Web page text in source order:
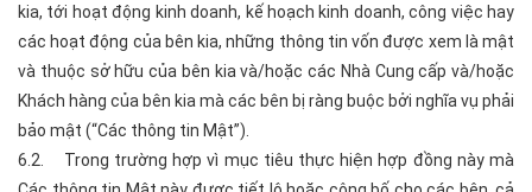
kia, tới hoạt động kinh doanh, kế hoạch kinh doanh, công việc hay
các hoạt động của bên kia, những thông tin vốn được xem là mật
và thuộc sở hữu của bên kia và/hoặc các Nhà Cung cấp và/hoặc
Khách hàng của bên kia mà các bên bị ràng buộc bởi nghĩa vụ phải
bảo mật (“Các thông tin Mật”).
6.2. Trong trường hợp vì mục tiêu thực hiện hợp đồng này mà